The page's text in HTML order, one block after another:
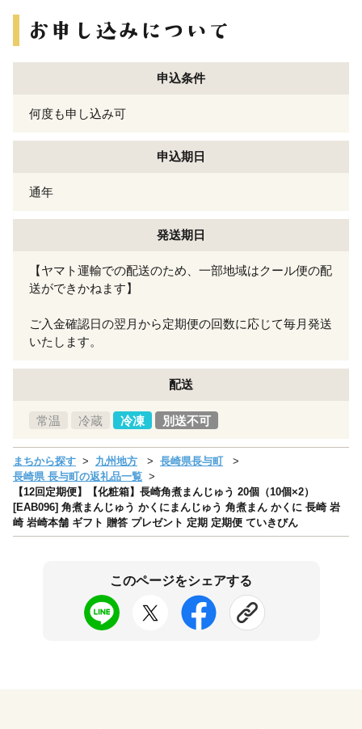
申込条件
何度も申し込み可
申込期日
通年
発送期日
【ヤマト運輸での配送のため、一部地域はクール便の配
送ができかねます】
ご入金確認日の翌月から定期便の回数に応じて毎月発送
いたします。
配送
常温 冷蔵 冷凍 別送不可
まちから探す 九州地方
長崎県長与町
長崎県 長与町の返礼品一覧
【12回定期便】【化粧箱】長崎角煮まんじゅう 20個（10個×2）
[EAB096] 角煮まんじゅう かくにまんじゅう 角煮まん かくに 長崎 岩
崎 岩崎本舗 ギフト 贈答 プレゼント 定期 定期便 ていきびん
このページをシェアする